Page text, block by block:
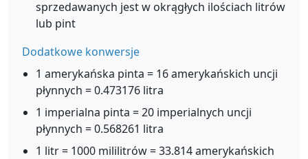
sprzedawanych jest w okrągłych ilościach litrów
lub pint
Dodatkowe konwersje
1 amerykańska pinta = 16 amerykańskich uncji
płynnych = 0.473176 litra
1 imperialna pinta = 20 imperialnych uncji
płynnych = 0.568261 litra
1 litr = 1000 mililitrów = 33.814 amerykańskich